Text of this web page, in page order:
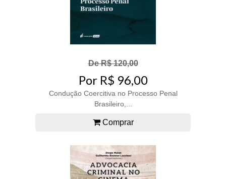
De R$ 120,00
Por R$ 96,00
Condução Coercitiva no Processo Penal
Brasileiro,...
Comprar